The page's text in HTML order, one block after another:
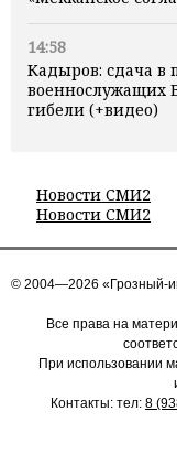
14:58
Кадыров: сдача в
военнослужащих
гибели (+видео)
Новости СМИ2
Новости СМИ2
© 2004—2026 «Грозный-
Все права на
При использовании
Контакты: тел: 8